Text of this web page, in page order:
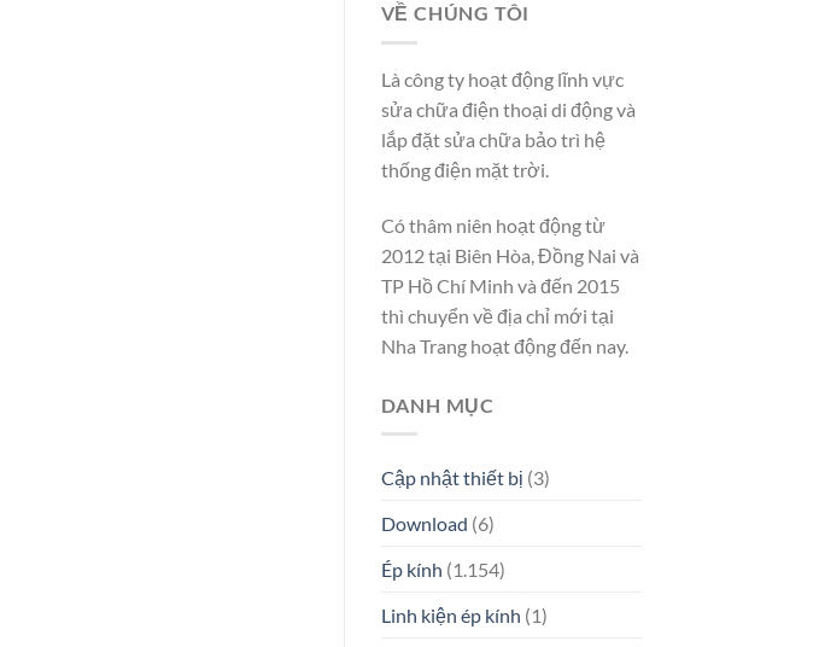
VỀ CHÚNG TÔI
Là công ty hoạt động lĩnh vực
sửa chữa điện thoại di động và
lắp đặt sửa chữa bảo trì hệ
thống điện mặt trời.
Có thâm niên hoạt động từ
2012 tại Biên Hòa, Đồng Nai và
TP Hồ Chí Minh và đến 2015
thì chuyển về địa chỉ mới tại
Nha Trang hoạt động đến nay.
DANH MỤC
Cập nhật thiết bị (3)
Download (6)
Ép kính (1.154)
Linh kiện ép kính (1)